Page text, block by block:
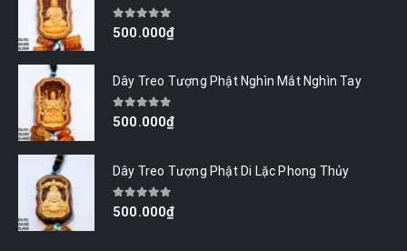
0out of 5
500.000₫
Dây Treo Tượng Phật Nghìn Mắt Nghìn Tay
0out of 5
500.000₫
Dây Treo Tượng Phật Di Lặc Phong Thủy
0out of 5
500.000₫